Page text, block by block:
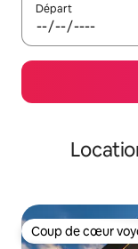
Départ
Coup de cœur
Coup de cœur